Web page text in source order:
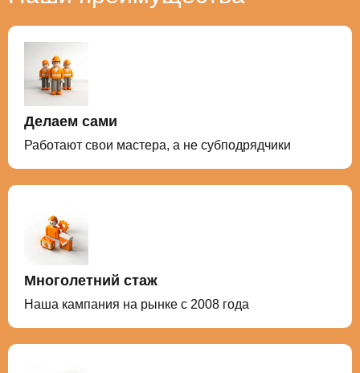
Делаем сами
Работают свои мастера, а не субподрядчики
Многолетний стаж
Наша кампания на рынке с 2008 года